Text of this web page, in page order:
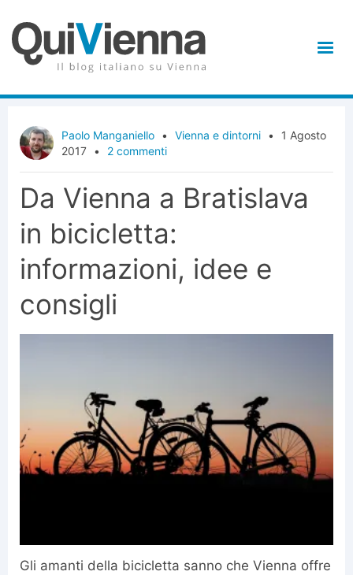
Paolo Manganiello • Vienna e dintorni •
1 Agosto
2017 • 2 commenti
Da Vienna a Bratislava
in bicicletta:
informazioni, idee e
consigli
Gli amanti della bicicletta sanno che Vienna offre